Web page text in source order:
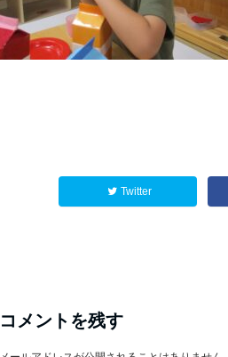
Twitter
コメントを残す